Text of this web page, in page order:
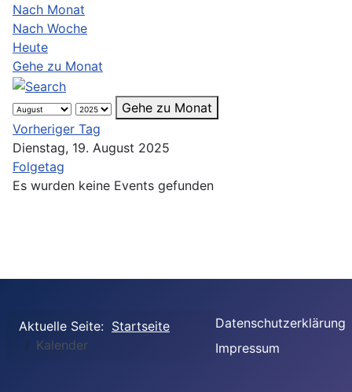
Nach Monat
Nach Woche
Heute
Gehe zu Monat
Gehe zu Monat
Vorheriger Tag
Dienstag, 19. August 2025
Folgetag
Es wurden keine Events gefunden
Aktuelle Seite: Startseite
Kalender
Datenschutzerklärung
Impressum